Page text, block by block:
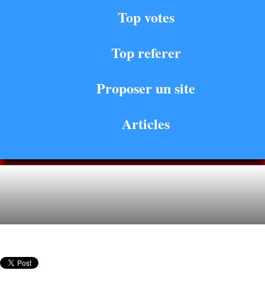
Top votes
Top referer
Proposer un site
Articles